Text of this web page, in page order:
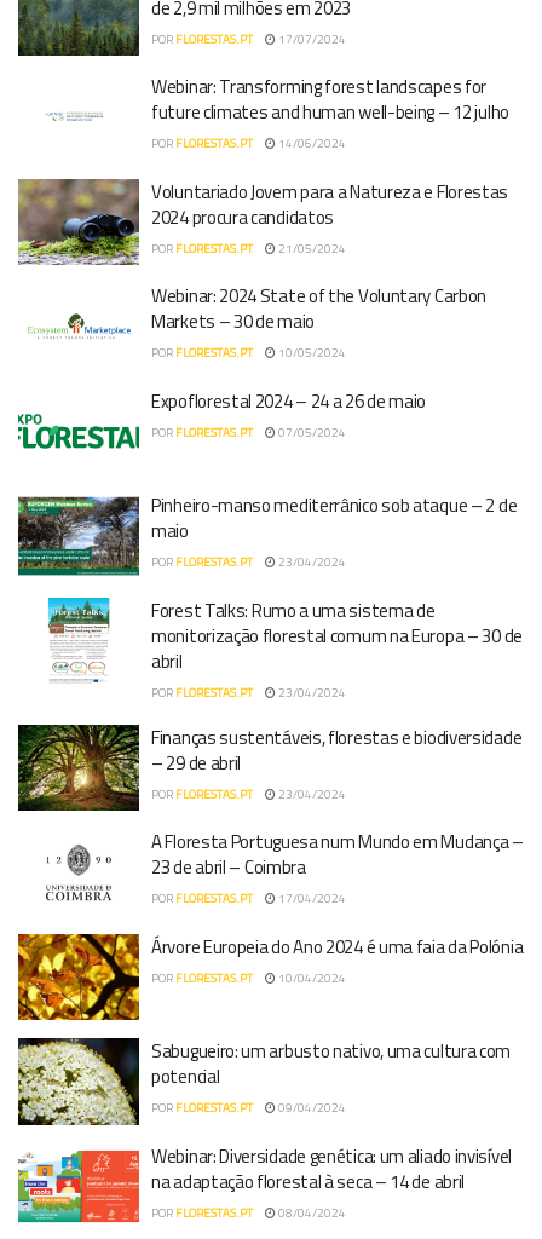
de 2,9 mil milhões em 2023
POR FLORESTAS.PT 17/07/2024
Webinar: Transforming forest landscapes for
future climates and human well-being – 12 julho
POR FLORESTAS.PT 14/06/2024
Voluntariado Jovem para a Natureza e Florestas
2024 procura candidatos
POR FLORESTAS.PT 21/05/2024
Webinar: 2024 State of the Voluntary Carbon
Markets – 30 de maio
POR FLORESTAS.PT 10/05/2024
Expoflorestal 2024 – 24 a 26 de maio
POR FLORESTAS.PT 07/05/2024
Pinheiro-manso mediterrânico sob ataque – 2 de
maio
POR FLORESTAS.PT 23/04/2024
Forest Talks: Rumo a uma sistema de
monitorização florestal comum na Europa – 30 de
abril
POR FLORESTAS.PT 23/04/2024
Finanças sustentáveis, florestas e biodiversidade
– 29 de abril
POR FLORESTAS.PT 23/04/2024
A Floresta Portuguesa num Mundo em Mudança –
23 de abril – Coimbra
POR FLORESTAS.PT 17/04/2024
Árvore Europeia do Ano 2024 é uma faia da Polónia
POR FLORESTAS.PT 10/04/2024
Sabugueiro: um arbusto nativo, uma cultura com
potencial
POR FLORESTAS.PT 09/04/2024
Webinar: Diversidade genética: um aliado invisível
na adaptação florestal à seca – 14 de abril
POR FLORESTAS.PT 08/04/2024